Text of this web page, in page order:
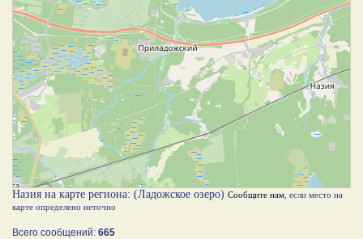
Назия на карте региона: (Ладожское озеро) Сообщите нам , если место на
карте определено неточно
Всего сообщений: 665